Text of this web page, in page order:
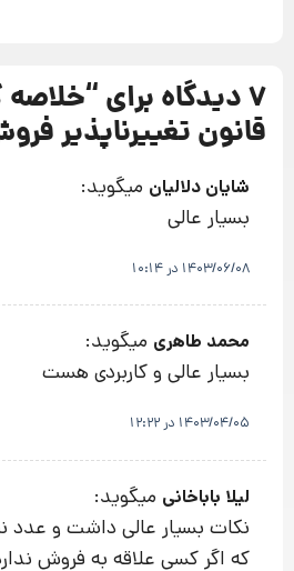
7 دیدگاه برای “
قانون تغییرناپذیر
شایان دلالیان میگوید:
بسیار عالی
1403/06/08 در 10:14
محمد طاهری میگوید:
بسیار عالی و کاربردی هست
1403/04/05 در 12:22
لیلا باباخانی میگوید:
نکات بسیار عالی داشت و عدد
که اگر کسی علاقه به فروش